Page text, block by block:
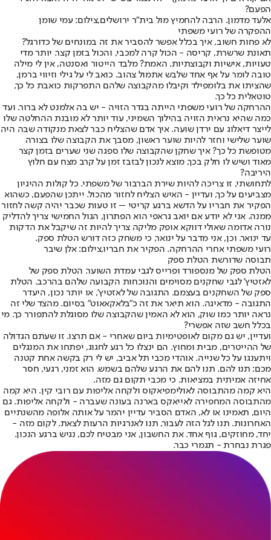
הפעם?
אלעד מדמון. הרבה להחמיץ מול בית"ר ירושלים,צילום: עמי שומן
ההפקרה של רועי משפתי
לא פחות חשוב, איך בכלל אפשר להסביר את זה במונחים של כדורגל?
תאונת שרשרת, קריסה - הכול קרה למכבי, והכול בזמן קצר. יותר מדי
טעויות, אישיות וקבוצתיות. האמת? מלבד הייטור ואסנטה, אין לי מילה
טובה לומר על אף אחד שלבש אתמול צהוב. כואב לי על גילי וזיווי ברמן,
שהציתו את בלומפילד וקיבלו מהקבוצה שלהם התפרקות כואבת כל כך,
טוטאלית כל כך.
ההרחקה של רועי משפתי הייתה בגדר הזויה - יש בה אלמנט לא ברור. ועד
כמה שהיא נראית הזויה בהילוך השמיני, עוד יותר לא מובנת ההחלטה שלו
לייצר דיאלוג עם ירדן שועה. איך אדם שהצליח כבר לצאת מנקודה שבה היה
שוער שלישי וחזר להיות שוער ראשון, מסבך את הקבוצה שלו בצורה
מטופשת כל כך? איך שחקן שהקבוצה שלו ספגה שני שערים בזמן קצר
מאוד ושיש לו חלק בכך, מוצא לנכון לבזבז זמן על קרב מצח עם חלוץ
היריבה?
לתחושתי, זו צריכה להיות שירת הברבור של משפתי. כל קולות ההיגיון
מצביעים על כך, ועדיין - האיש הצליח לחזור מהכול. ייתכן שהפעם, כשהוא
הפקיר את חבריו על הדשא ברגע קריטי – זו טעות שכבר יהיה קשה לחזור
ממנה. אני לא יודע אם יואב גראפי הוא הפתרון, הגול החמישי צריך להדליק
נורה אדומה שאולי דווקא אופק מליקה צריך להיות זה שיקבל את הדקות
עד ינואר. וכן, אני מדבר על ינואר, כי משחק כזה דורש הטלת ספק.
רועי משפתי אחרי ההרחקה. הפקיר את חבריו,צילום: אלן שיבר
תבוסה שדורשת הטלת ספק
הטלת ספק של מנספורד ופרייס לגבי עמדת השוער. הטלת ספק של
לאזטיץ’ לגבי שחקנים מסוימים והנוכחות הקבועה שלהם בהרכב. הטלת
ספק של השחקנים בעצמם. התגובה של לאזטיץ’, או יותר נכון, היעדר
התגובה - מדאיגה. הוא תיאר את זה כ"בלאקאאוט" בסיום. מהצד שלי זה
נראה יותר כמו שוק, הוא לא האמין שהקבוצה שלו מסוגלת להתפורר כך. מי
בכלל חשב שזה אפשרי?
ועדיין, יש גם מקום לאופטימיות ביום שאחרי - אם תרצו. זו שעתם הגדולה
של ההייטרים, מבית ומחוץ. הם ינצלו כל רגע לחגוג, יפתחו את המנגלים
ויתענגו על כל שנייה. אוהדי מכבי תל אביב, יש לי רק בקשה אחת קטנה
מכם: תנו להם. תנו להם את הרגע שלהם בשמש. הוא זמני, רגעי, חסר
אחיזה אמיתית במציאות. כי מכבי תקום גם מזה.
היא קמה מהתבוסה לאולימפיאקוס ולקחה אליפות עם רובי קין. היא קמה
מהתבוסה המחפירה לאייאקס בארנה בעונה שעברה - ולקחה אליפות. גם
היום, תאמינו או לא, האדם הסביר עדיין יהמר על אותה אלופה מהשנתיים
האחרונות. תנו לגל הזה לעבור, תנו לאנרגיות הרעות לצאת. לקום מזה -
יחד, מחוזקים, גוף אחד. את החשבון, אני מבטיח לכם, נגיש ברגע הנכון.
פגרת נבחרת - תגמרי כבר.